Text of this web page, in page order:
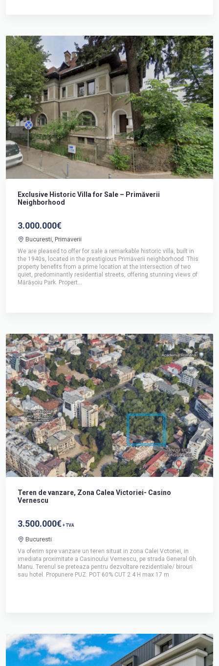
Exclusive Historic Villa for Sale – Primăverii
Neighborhood
3.000.000€
Bucuresti, Primaverii
We are pleased to offer for sale a remarkable historic villa, built in
the 1940s, located in the prestigious Primăverii neighborhood. This
property benefits from a prime location at the intersection of two
quiet, predominantly residential streets, offering stunning views of
Mărășoiu Park. Propert...
Teren de vanzare, Zona Calea Victoriei- Casino
Vernescu
3.500.000€ + TVA
Bucuresti
Va oferim spre vanzare un teren situat in zona Calei Vctoriei, in
imediata proximitate a Casinoului Vernescu, pe strada General Gh.
Manu. Terenul se preteaza pentru dezvoltare rezidentiale/ birouri
sau hotel. Propunere PUZ: POT 60% CUT 2.4 H max 17 m